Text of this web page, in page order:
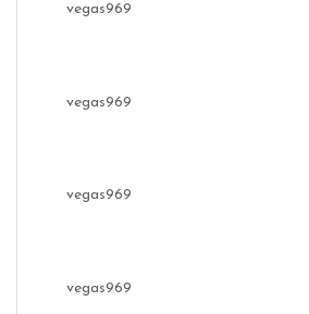
vegas969
vegas969
vegas969
vegas969